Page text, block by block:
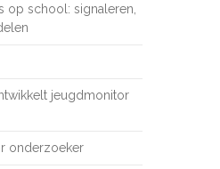
op school: signaleren,
jeugdmonitor
onderzoeker